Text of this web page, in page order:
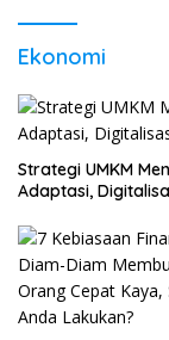
Ekonomi
Strategi UMKM
Adaptasi,